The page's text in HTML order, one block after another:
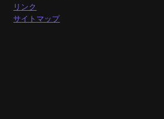
リンク
サイトマップ